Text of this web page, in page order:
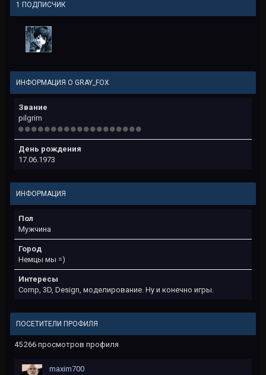
1 ПОДПИСЧИК
ИНФОРМАЦИЯ О GRAY_FOX
Звание
pilgrim
День рождения
17.06.1973
ИНФОРМАЦИЯ
Пол
Мужчина
Город
Немцы мы =)
Интересы
Comp, 3D, Design, моделирование. Ну и конечно игры.
ПОСЕТИТЕЛИ ПРОФИЛЯ
45 266 просмотров профиля
maxim700